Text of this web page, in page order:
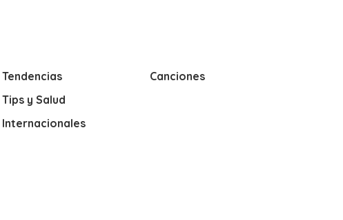
Tendencias
Tips y Salud
Internacionales
Canciones